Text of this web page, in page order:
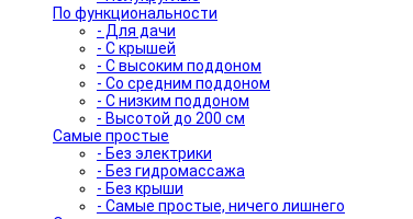
По функциональности
- Для дачи
- С крышей
- С высоким поддоном
- Со средним поддоном
- С низким поддоном
- Высотой до 200 см
Самые простые
- Без электрики
- Без гидромассажа
- Без крыши
- Самые простые, ничего лишнего